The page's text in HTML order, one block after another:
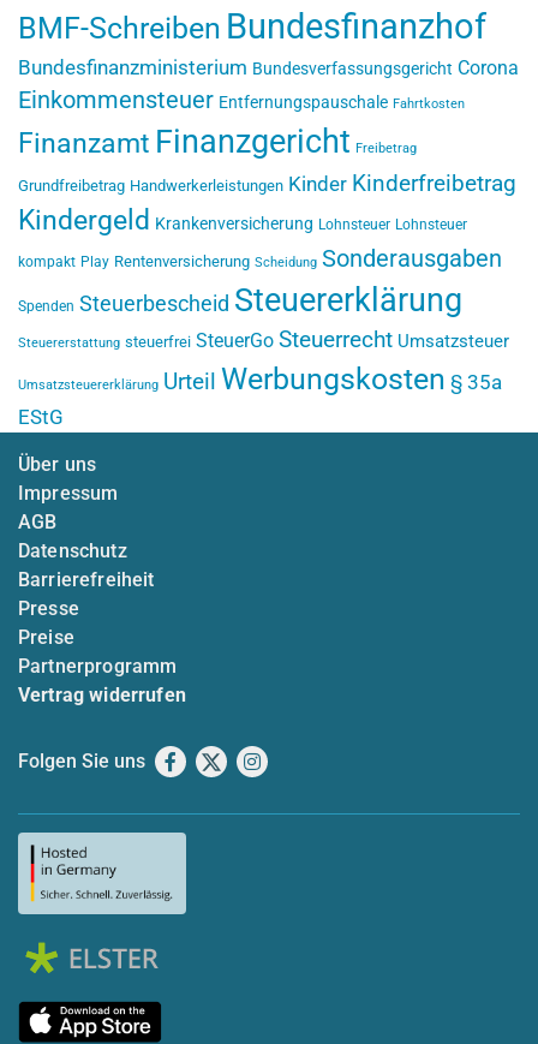
BMF-Schreiben Bundesfinanzhof
Bundesfinanzministerium Bundesverfassungsgericht Corona
Einkommensteuer Entfernungspauschale Fahrtkosten
Finanzamt Finanzgericht Freibetrag
Grundfreibetrag Handwerkerleistungen Kinder Kinderfreibetrag
Kindergeld Krankenversicherung Lohnsteuer Lohnsteuer
kompakt Play Rentenversicherung Scheidung Sonderausgaben
Spenden Steuerbescheid Steuererklärung
Steuererstattung steuerfrei SteuerGo Steuerrecht Umsatzsteuer
Umsatzsteuererklärung Urteil Werbungskosten § 35a
EStG
Über uns
Impressum
AGB
Datenschutz
Barrierefreiheit
Presse
Preise
Partnerprogramm
Vertrag widerrufen
Folgen Sie uns Facebook
X Instagram